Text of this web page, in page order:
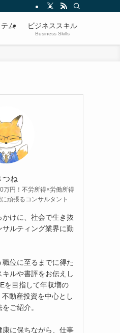
ム ビジネススキル
Business Skills
つね
万円！不労所得×労働所得
頑張るコンサルタント
けに、社会で生き抜
サルティング業界に勤
位に至るまでに得た
ルや書評をお伝えし
を目指して年収増の
動産投資を中心とし
ご紹介。
に保ちながら、仕事